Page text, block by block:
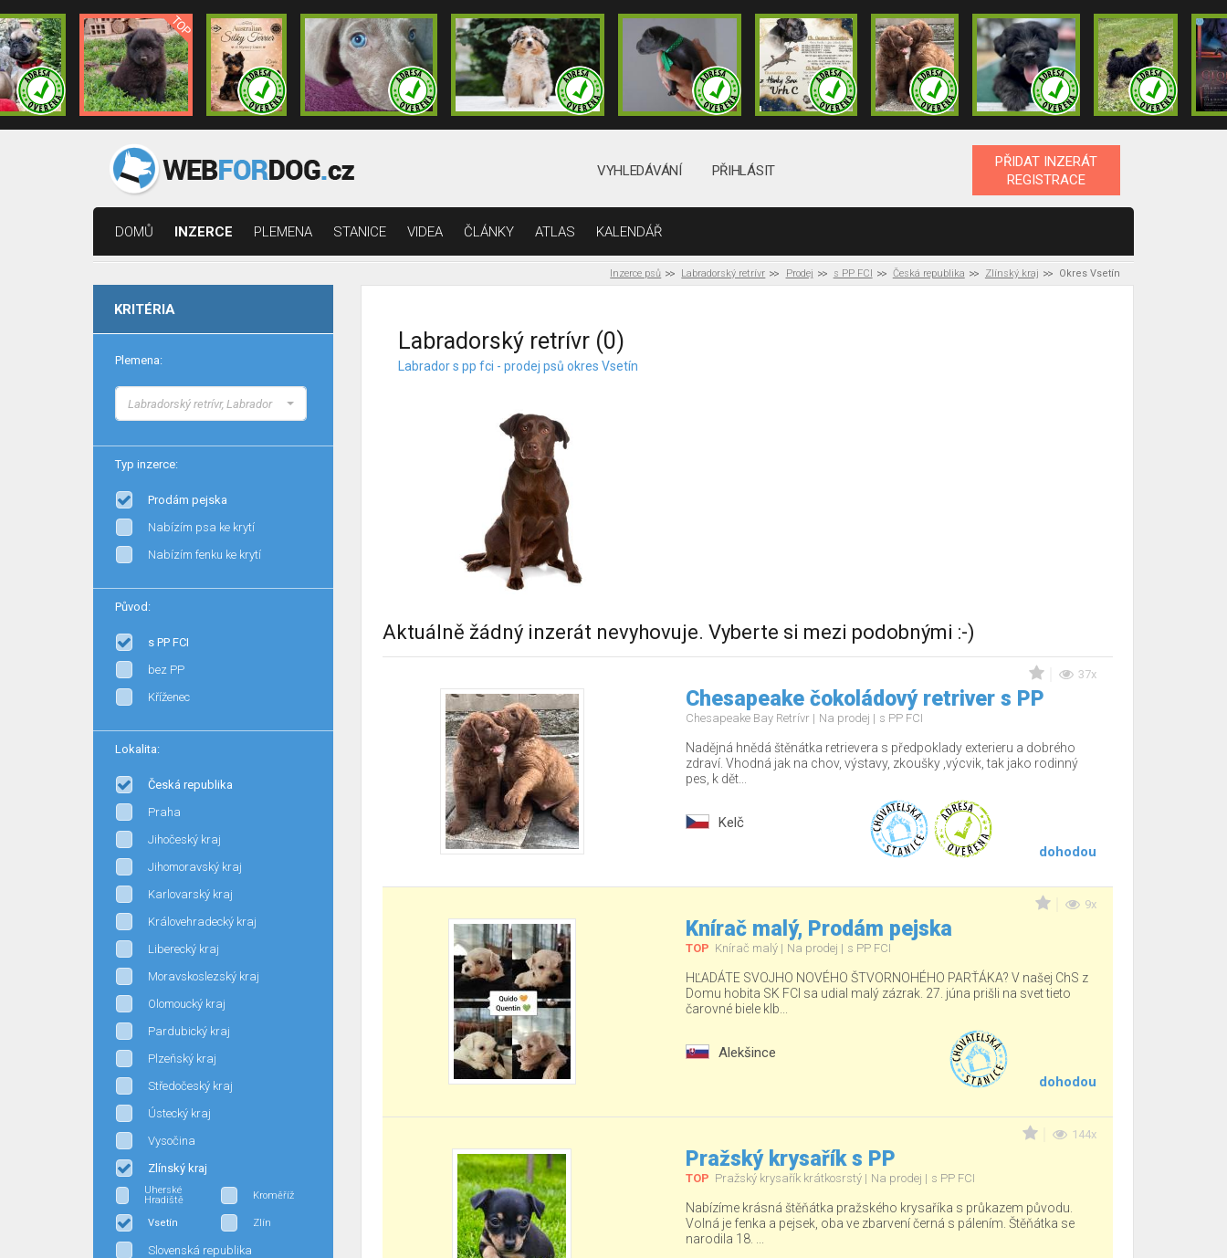
VYHLEDÁVÁNÍ PŘIHLÁSIT
PŘIDAT INZERÁT
REGISTRACE
DOMŮ INZERCE PLEMENA STANICE VIDEA ČLÁNKY ATLAS KALENDÁŘ
Inzerce psů Labradorský retrívr Prodej s PP FCI Česká republika Zlínský kraj Okres Vsetín
KRITÉRIA
Plemena:
Labradorský retrívr, Labrador
Typ inzerce:
Prodám pejska
Nabízím psa ke krytí
Nabízím fenku ke krytí
Původ:
s PP FCI
bez PP
Kříženec
Lokalita:
Česká republika
Praha
Jihočeský kraj
Jihomoravský kraj
Karlovarský kraj
Královehradecký kraj
Liberecký kraj
Moravskoslezský kraj
Olomoucký kraj
Pardubický kraj
Plzeňský kraj
Středočeský kraj
Ústecký kraj
Vysočina
Zlínský kraj
Uherské
Hradiště
Kroměříž
Vsetín Zlín
Slovenská republika
Labradorský retrívr (0)
Labrador s pp fci - prodej psů okres Vsetín
Aktuálně žádný inzerát nevyhovuje. Vyberte si mezi podobnými :-)
37x
Chesapeake čokoládový retriver s PP
Chesapeake Bay Retrívr Na prodej s PP FCI
Nadějná hnědá štěnátka retrievera s předpoklady exterieru a dobrého
zdraví. Vhodná jak na chov, výstavy, zkoušky ,výcvik, tak jako rodinný
pes, k dět...
Kelč
dohodou
9x
Knírač malý, Prodám pejska
TOP Knírač malý Na prodej s PP FCI
HĽADÁTE SVOJHO NOVÉHO ŠTVORNOHÉHO PARŤÁKA? V našej ChS z
Domu hobita SK FCI sa udial malý zázrak. 27. júna prišli na svet tieto
čarovné biele klb...
Alekšince
dohodou
144x
Pražský krysařík s PP
TOP Pražský krysařík krátkosrstý Na prodej s PP FCI
Nabízíme krásná štěňátka pražského krysaříka s průkazem původu.
Volná je fenka a pejsek, oba ve zbarvení černá s pálením. Štěňátka se
narodila 18. ...